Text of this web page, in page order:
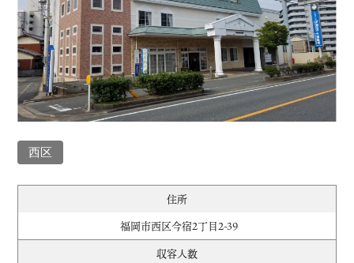
西区
住所
福岡市西区今宿2丁目2-39
収容人数